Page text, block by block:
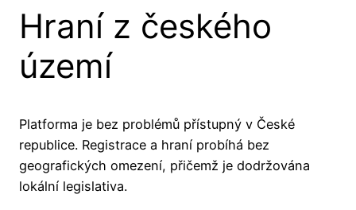
Hraní z českého
území
Platforma je bez problémů přístupný v České
republice. Registrace a hraní probíhá bez
geografických omezení, přičemž je dodržována
lokální legislativa.